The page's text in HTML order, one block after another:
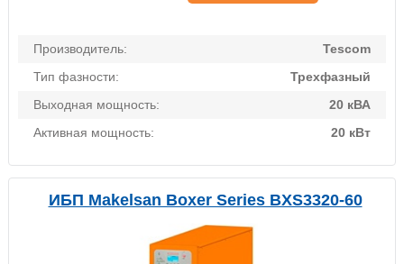
Производитель:
Tescom
Тип фазности:
Трехфазный
Выходная мощность:
20 кВА
Активная мощность:
20 кВт
ИБП Makelsan Boxer Series BXS3320-60